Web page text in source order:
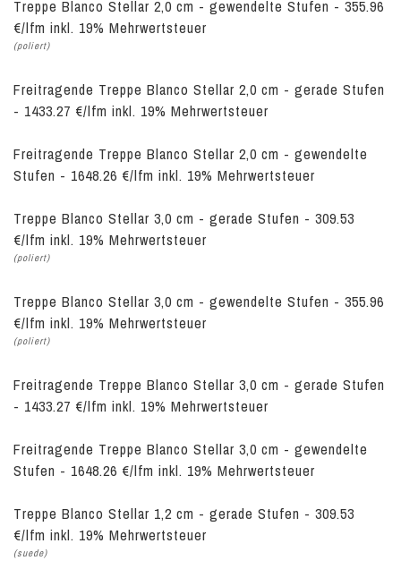
Treppe Blanco Stellar 2,0 cm - gewendelte Stufen - 355.96
€/lfm inkl. 19% Mehrwertsteuer
(poliert)
Freitragende Treppe Blanco Stellar 2,0 cm - gerade Stufen
- 1433.27 €/lfm inkl. 19% Mehrwertsteuer
Freitragende Treppe Blanco Stellar 2,0 cm - gewendelte
Stufen - 1648.26 €/lfm inkl. 19% Mehrwertsteuer
Treppe Blanco Stellar 3,0 cm - gerade Stufen - 309.53
€/lfm inkl. 19% Mehrwertsteuer
(poliert)
Treppe Blanco Stellar 3,0 cm - gewendelte Stufen - 355.96
€/lfm inkl. 19% Mehrwertsteuer
(poliert)
Freitragende Treppe Blanco Stellar 3,0 cm - gerade Stufen
- 1433.27 €/lfm inkl. 19% Mehrwertsteuer
Freitragende Treppe Blanco Stellar 3,0 cm - gewendelte
Stufen - 1648.26 €/lfm inkl. 19% Mehrwertsteuer
Treppe Blanco Stellar 1,2 cm - gerade Stufen - 309.53
€/lfm inkl. 19% Mehrwertsteuer
(suede)